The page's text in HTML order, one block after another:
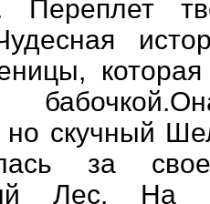
Переплет
но скучный
за
Лес. На